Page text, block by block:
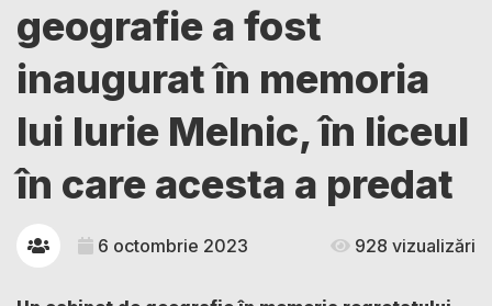
geografie a fost
inaugurat în memoria
lui Iurie Melnic, în liceul
în care acesta a predat
6 octombrie 2023 928 vizualizări